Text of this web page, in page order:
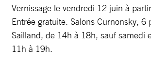
Vernissage le vendredi 12 juin à
Entrée gratuite. Salons Curnonsky, 6
Sailland, de 14h à 18h, sauf samedi
11h à 19h.